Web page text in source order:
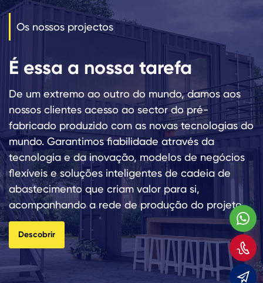
Os nossos projectos
É essa a nossa tarefa
De um extremo ao outro do mundo, damos aos
nossos clientes acesso ao sector do pré-
fabricado produzido com as novas tecnologias do
mundo. Garantimos fiabilidade através da
tecnologia e da inovação, modelos de negócios
flexíveis e soluções inteligentes de cadeia de
abastecimento que criam valor para si,
acompanhando a rede de produção do projeto.
Descobrir